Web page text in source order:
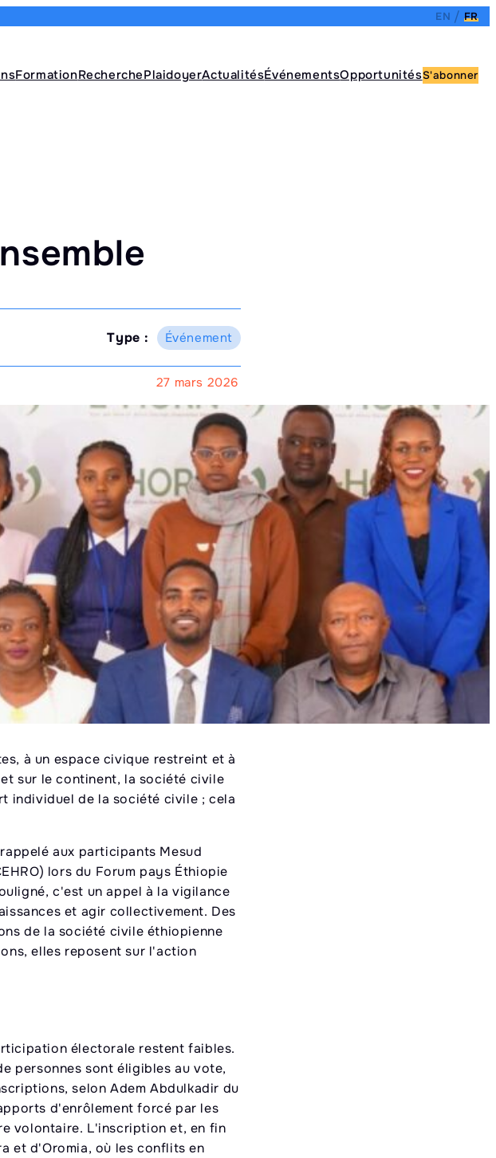
FR
EN
FormationRecherchePlaidoyerActualitésÉvénementsOpportunitésS'abonner
Type : Événement
27 mars 2026
à un espace civique restreint et à
sur le continent, la société civile
individuel de la société civile ; cela
aux participants Mesud
lors du Forum pays Éthiopie
c'est un appel à la vigilance
et agir collectivement. Des
de la société civile éthiopienne
elles reposent sur l'action
électorale restent faibles.
personnes sont éligibles au vote,
selon Adem Abdulkadir du
d'enrôlement forcé par les
volontaire. L'inscription et, en fin
et d'Oromia, où les conflits en